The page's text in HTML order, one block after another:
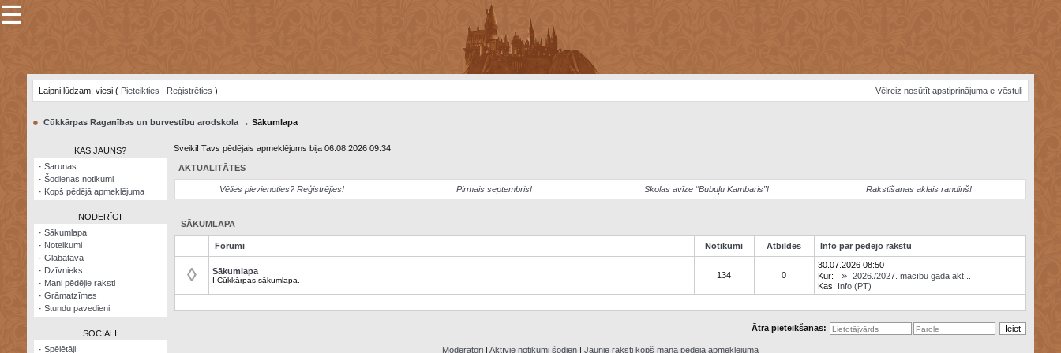
×
Šodienas
Visatcera
almanahs
☰
Laipni lūdzam, viesi ( Pieteikties | Reģistrēties ) Vēlreiz nosūtīt apstiprinājuma e-vēstuli
● Cūkkārpas Raganības un burvestību arodskola→ Sākumlapa
KAS JAUNS?
· Sarunas
· Šodienas notikumi
· Kopš pēdējā apmeklējuma
NODERĪGI
· Sākumlapa
· Noteikumi
· Glabātava
· Dzīvnieks
· Mani pēdējie raksti
· Grāmatzīmes
· Stundu pavedieni
SOCIĀLI
· Spēlētāji
Sveiki! Tavs pēdējais apmeklējums bija 06.08.2026 09:34
AKTUALITĀTES
Vēlies pievienoties? Reģistrējies! Pirmais septembris! Skolas avīze “Bubuļu Kambaris”! Rakstīšanas aklais randiņš!
SĀKUMLAPA
Forumi Notikumi Atbildes Info par pēdējo rakstu
◊ Sākumlapa
I-Cūkkārpas sākumlapa.
134 0
30.07.2026 08:50
Kur:
» 2026./2027. mācību gada akt...
Kas: Info (PT)
Ātrā pieteikšanās:
Moderatori| Aktīvie notikumi šodien| Jaunie raksti kopš mana pēdējā apmeklējuma